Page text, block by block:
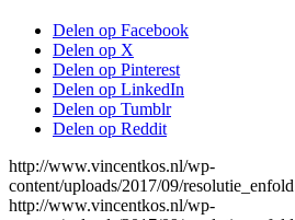
Delen op Facebook
Delen op X
Delen op Pinterest
Delen op LinkedIn
Delen op Tumblr
Delen op Reddit
http://www.vincentkos.nl/wp-
content/uploads/2017/09/
http://www.vincentkos.nl/wp-